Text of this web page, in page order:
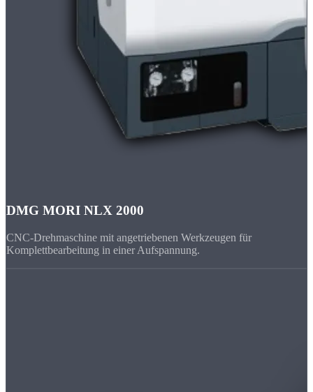
DMG MORI NLX 2000
CNC-Drehmaschine mit angetriebenen Werkzeugen für
Komplettbearbeitung in einer Aufspannung.